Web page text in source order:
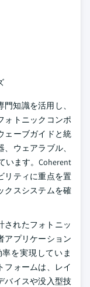
知識を活用し、
ォトニックコンポ
ェーブガイドと統
ウェアラブル、
います。Coherent
リティに重点を置
クスシステムを確
されたフォトニッ
アプリケーション
を実現していま
フォームは、レイ
バイスや没入型技